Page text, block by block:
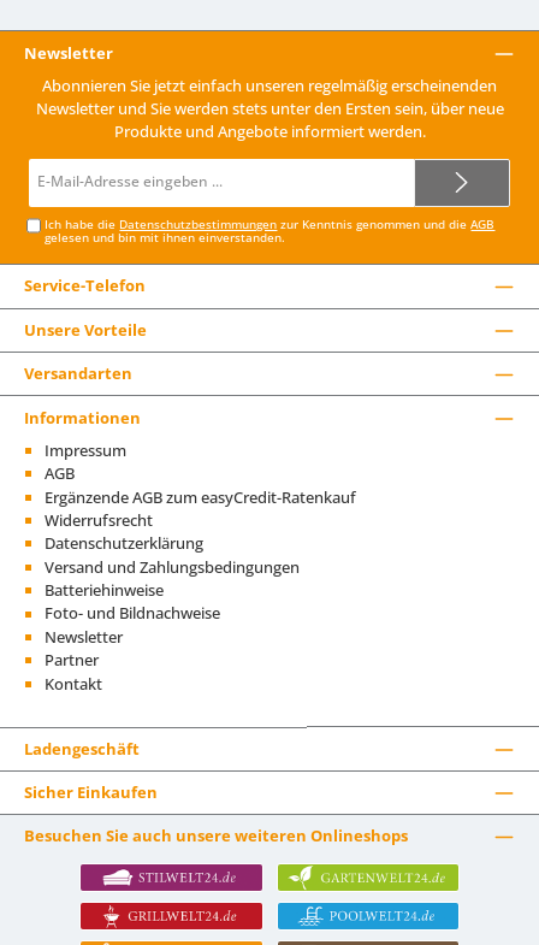
Newsletter
Abonnieren Sie jetzt einfach unseren regelmäßig erscheinenden
Newsletter und Sie werden stets unter den Ersten sein, über neue
Produkte und Angebote informiert werden.
Mail-
Ich habe die Datenschutzbestimmungen zur Kenntnis genommen und dieAGB
gelesen und bin mit ihnen einverstanden.
Service-Telefon
Unsere Vorteile
Versandarten
Informationen
Impressum
AGB
Ergänzende AGB zum easyCredit-Ratenkauf
Widerrufsrecht
Datenschutzerklärung
Versand und Zahlungsbedingungen
Batteriehinweise
Foto- und Bildnachweise
Newsletter
Partner
Kontakt
Ladengeschäft
Sicher Einkaufen
Besuchen Sie auch unsere weiteren Onlineshops